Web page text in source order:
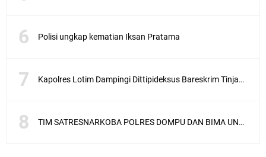
Polisi ungkap kematian Iksan Pratama
Kapolres Lotim Dampingi Dittipideksus Bareskrim Tinjau Sentra Bawah Putih Sembalun
TIM SATRESNARKOBA POLRES DOMPU DAN BIMA UNGKAP KASUS NARKOBA VIA JASA PENGIRIMAN BARANG JNE